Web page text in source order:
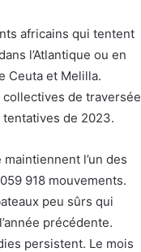
africains qui tentent
l’Atlantique ou en
Ceuta et Melilla.
de traversée
de 2023.
l’un des
918 mouvements.
peu sûrs qui
précédente.
persistent. Le mois